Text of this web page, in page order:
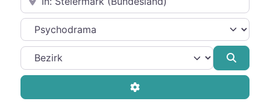
Therapierichtung
Advanced Filters